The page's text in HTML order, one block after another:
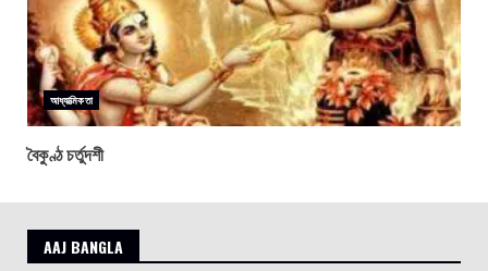
আধ্যাত্মিকতা
বৈকুণ্ঠ চর্তুদশী
AAJ BANGLA